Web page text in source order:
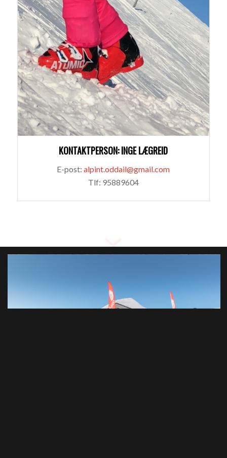
KONTAKTPERSON: INGE LÆGREID
E-post:alpint.oddail@gmail.com
Tlf: 95889604